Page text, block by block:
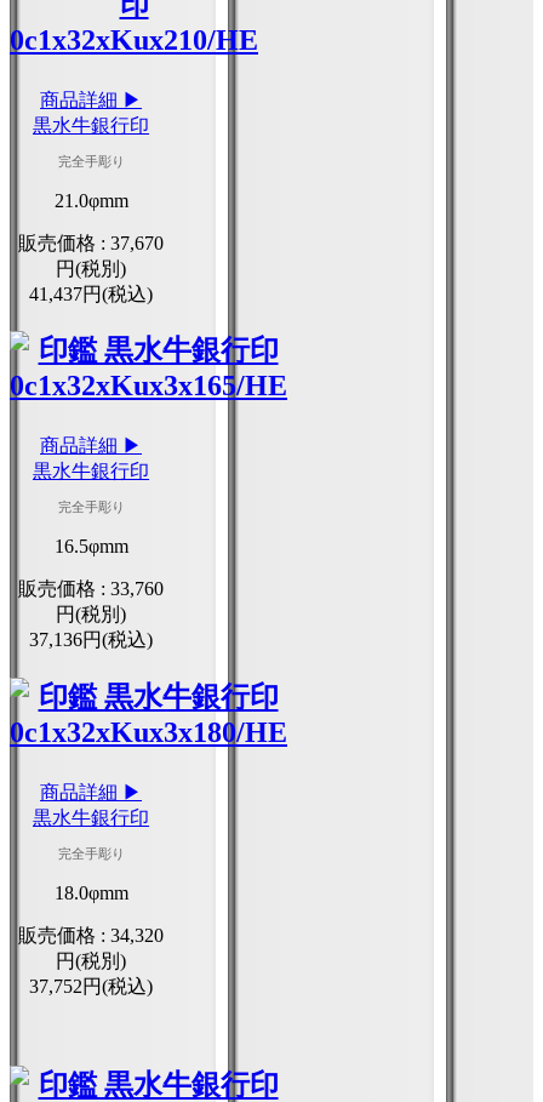
商品詳細 ▶
黒水牛銀行印
完全手彫り
21.0φmm
販売価格 :37,670
円(税別)
41,437円(税込)
商品詳細 ▶
黒水牛銀行印
完全手彫り
16.5φmm
販売価格 :33,760
円(税別)
37,136円(税込)
商品詳細 ▶
黒水牛銀行印
完全手彫り
18.0φmm
販売価格 :34,320
円(税別)
37,752円(税込)